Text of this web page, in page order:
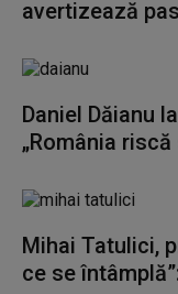
avertizează
Daniel Dăianu
„România
Mihai Tatulici,
ce se